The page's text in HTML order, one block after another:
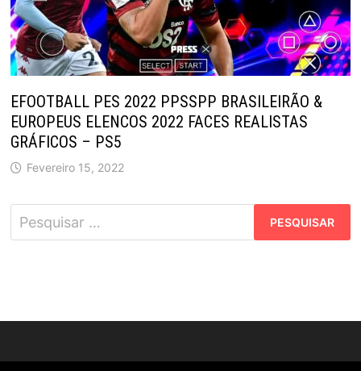
EFOOTBALL PES 2022 PPSSPP BRASILEIRÃO &
EUROPEUS ELENCOS 2022 FACES REALISTAS
GRÁFICOS – PS5
Fevereiro 15, 2022
Pesquisar
por: